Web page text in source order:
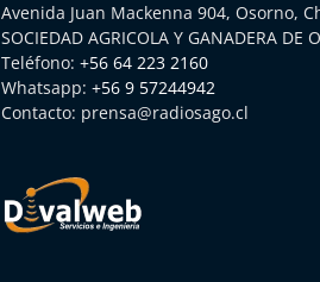
Avenida Juan Mackenna 904, Osorno,
SOCIEDAD AGRICOLA Y GANADERA DE
Teléfono: +56 64 223 2160
Whatsapp: +56 9 57244942
Contacto: prensa@radiosago.cl